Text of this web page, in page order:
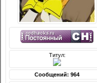
Титул:
Сообщений: 964